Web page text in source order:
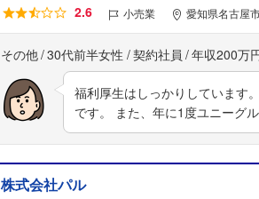
2.6 小売業 愛知県名古屋
その他 30代前半女性 契約社員 年収200万
福利厚生はしっかりしています
です。 また、年に1度ユニーグ
株式会社パル